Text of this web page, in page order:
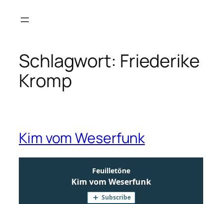
Inhalt
Schlagwort: Friederike
Kromp
Kim vom Weserfunk